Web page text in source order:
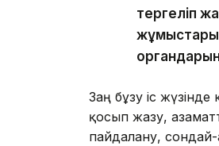
тергеліп
жұмыстары
Заң бұзу іс
қосып жазу,
пайдалану,